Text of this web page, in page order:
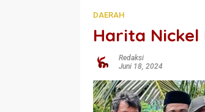
DAERAH
Harita
Redaksi
Juni 18, 2024